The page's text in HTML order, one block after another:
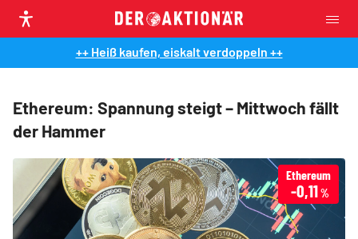
++ Heiß kaufen, eiskalt verdoppeln ++
Ethereum: Spannung steigt – Mittwoch fällt
der Hammer
Ethereum
-0,11%